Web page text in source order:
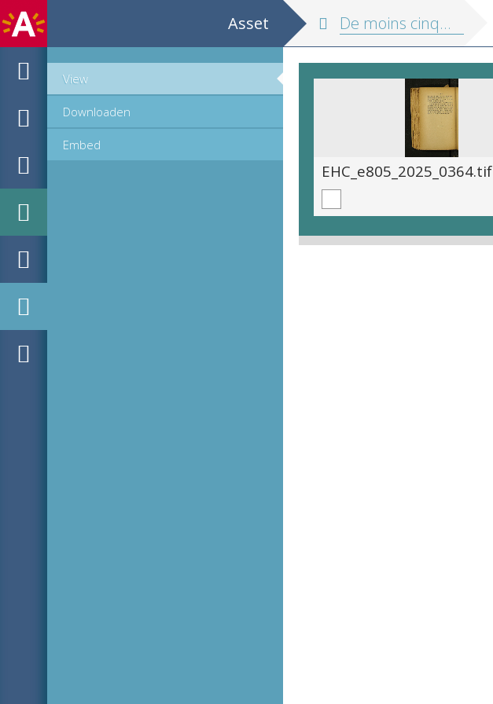
Asset
View
Downloaden
Embed
De moins cinq à la délivrance: novembre 1917 au 14 juillet 1919
EHC_e805_2025_0364.tif